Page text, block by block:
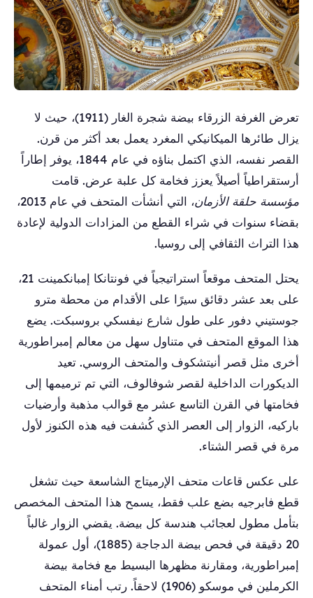
تعرض الغرفة الزرقاء بيضة شجرة الغار (1911)، حيث لا
يزال طائرها الميكانيكي المغرد يعمل بعد أكثر من قرن.
القصر نفسه، الذي اكتمل بناؤه في عام 1844، يوفر إطاراً
أرستقراطياً أصيلاً يعزز فخامة كل علبة عرض. قامت
مؤسسة حلقة الأزمان
، التي أنشأت المتحف في عام 2013،
بقضاء سنوات في شراء القطع من المزادات الدولية لإعادة
هذا التراث الثقافي إلى روسيا.
يحتل المتحف موقعاً استراتيجياً في فونتانكا إمبانكمينت 21،
على بعد عشر دقائق سيرًا على الأقدام من محطة مترو
جوستيني دفور على طول شارع نيفسكي بروسبكت. يضع
هذا الموقع المتحف في متناول سهل من معالم إمبراطورية
أخرى مثل قصر أنيتشكوف والمتحف الروسي. تعيد
الديكورات الداخلية لقصر شوفالوف، التي تم ترميمها إلى
فخامتها في القرن التاسع عشر مع قوالب مذهبة وأرضيات
باركيه، الزوار إلى العصر الذي كُشفت فيه هذه الكنوز لأول
مرة في قصر الشتاء.
على عكس قاعات متحف الإرميتاج الشاسعة حيث تشغل
قطع فابرجيه بضع علب فقط، يسمح هذا المتحف المخصص
بتأمل مطول لعجائب هندسة كل بيضة. يقضي الزوار غالباً
20 دقيقة في فحص بيضة الدجاجة (1885)، أول عمولة
إمبراطورية، ومقارنة مظهرها البسيط مع فخامة بيضة
الكرملين في موسكو (1906) لاحقاً. رتب أمناء المتحف